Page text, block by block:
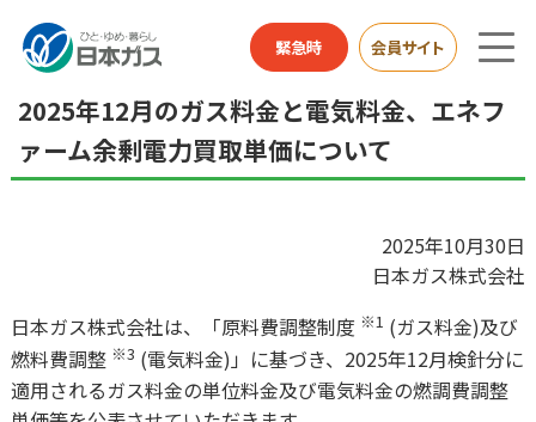
緊急時 会員サイト
総合HOME お知らせ
2025年12月のガス料金と電気料金、エネファーム余剰電力買
取単価について
2025年12月のガス料金と電気料金、エネフ
ァーム余剰電力買取単価について
2025年10月30日
日本ガス株式会社
日本ガス株式会社は、「原料費調整制度 ※1 (ガス料金)及び
燃料費調整 ※3 (電気料金)」に基づき、2025年12月検針分に
適用されるガス料金の単位料金及び電気料金の燃調費調整